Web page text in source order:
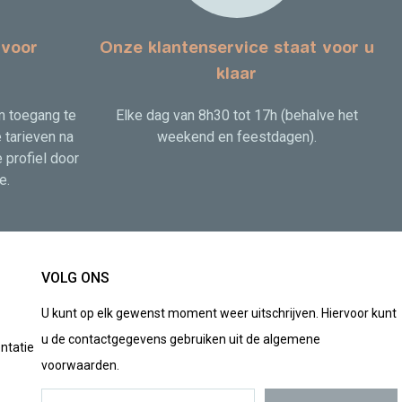
toegang te
na
profiel door
Onze klantenservice staat voor u
klaar
Elke dag van 8h30 tot 17h (behalve het
weekend en feestdagen).
VOLG ONS
U kunt op elk gewenst moment weer uitschrijven. Hiervoor kunt
u de contactgegevens gebruiken uit de algemene
voorwaarden.